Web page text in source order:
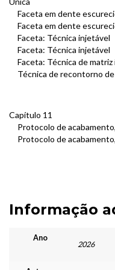
Faceta em dente
Faceta em dente
Faceta: Técnica injetável
Faceta: Técnica injetável
Faceta: Técnica de matriz
Técnica de recontorno de
Capítulo 11
Protocolo de
Protocolo de
Informação
Ano
2026